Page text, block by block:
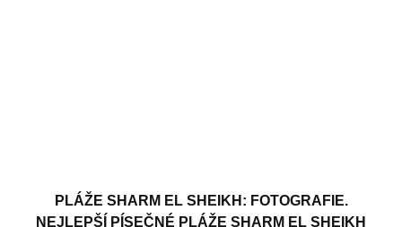
PLÁŽE SHARM EL SHEIKH: FOTOGRAFIE.
NEJLEPŠÍ PÍSEČNÉ PLÁŽE SHARM EL SHEIKH